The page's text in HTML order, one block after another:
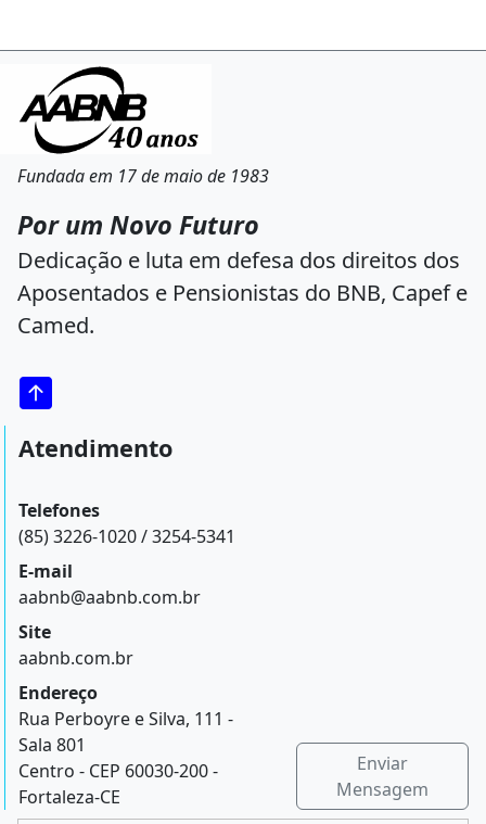
Fundada em 17 de maio de 1983
Por um Novo Futuro
Dedicação e luta em defesa dos direitos dos
Aposentados e Pensionistas do BNB, Capef e
Camed.
Atendimento
Telefones
(85) 3226-1020 / 3254-5341
E-mail
aabnb@aabnb.com.br
Site
aabnb.com.br
Endereço
Rua Perboyre e Silva, 111 -
Sala 801
Centro - CEP 60030-200 -
Fortaleza-CE
Enviar
Mensagem